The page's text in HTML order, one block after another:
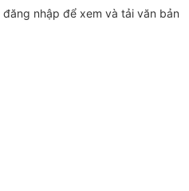
đăng nhập để xem và tải văn bản